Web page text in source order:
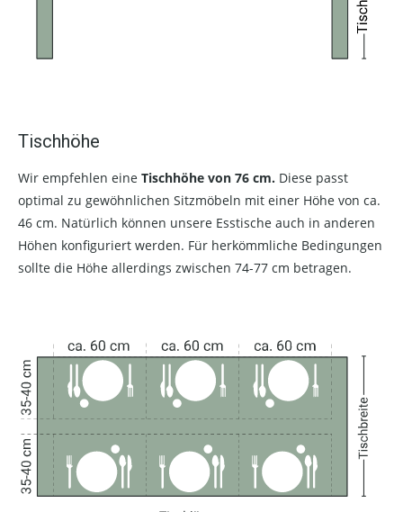
Tischhöhe
Wir empfehlen eine Tischhöhe von 76 cm. Diese passt
optimal zu gewöhnlichen Sitzmöbeln mit einer Höhe von ca.
46 cm. Natürlich können unsere Esstische auch in anderen
Höhen konfiguriert werden. Für herkömmliche Bedingungen
sollte die Höhe allerdings zwischen 74-77 cm betragen.